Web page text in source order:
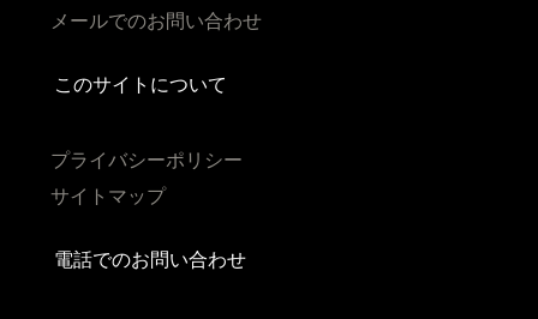
メールでのお問い合わせ
このサイトについて
プライバシーポリシー
サイトマップ
電話でのお問い合わせ